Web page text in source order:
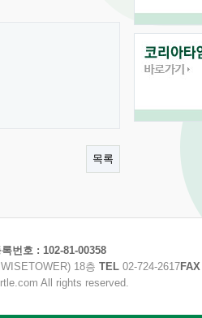
목록
번호 : 102-81-00358
18층 TEL 02-724-2617FAX
All rights reserved.